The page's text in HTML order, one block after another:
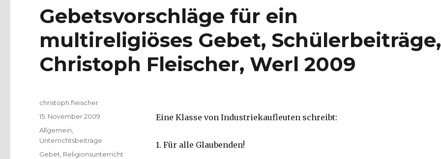
Gebetsvorschläge für ein
multireligiöses Gebet, Schülerbeiträge,
Christoph Fleischer, Werl 2009
Eine Klasse von Industriekaufleuten schreibt:
1. Für alle Glaubenden!
Autor
christoph.fleischer
Veröffentlicht
am
15. November 2009
Kategorien
Allgemein
Unterrichtsbeiträge
Schlagwörter
Gebet Religionsunterricht